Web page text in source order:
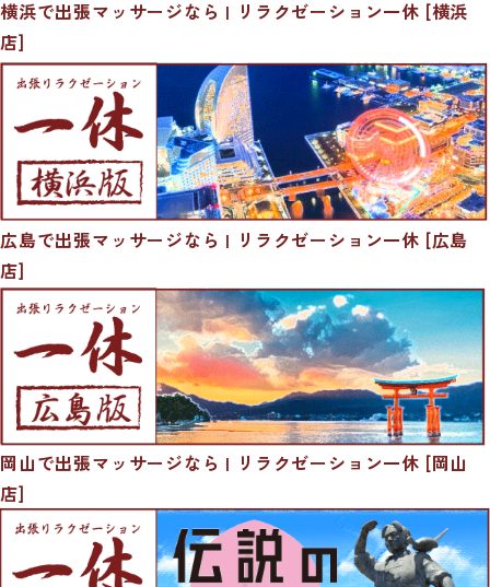
横浜で出張マッサージなら | リラクゼーション一休 [横浜
店]
広島で出張マッサージなら | リラクゼーション一休 [広島
店]
岡山で出張マッサージなら | リラクゼーション一休 [岡山
店]